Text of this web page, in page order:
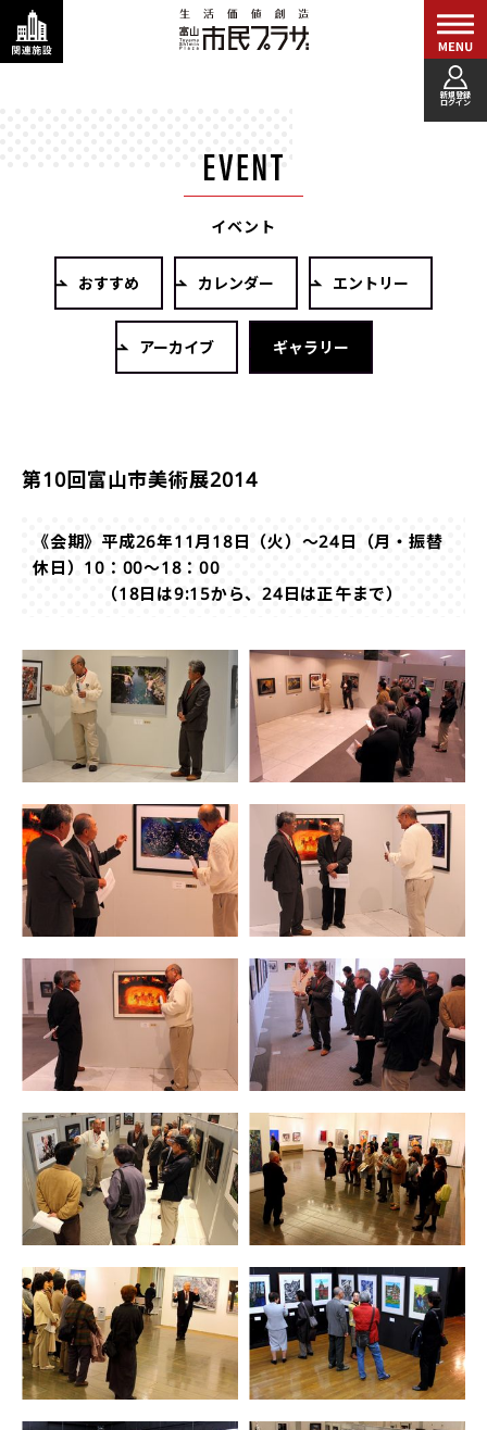
新規登録
ログイン
イベント
おすすめ カレンダー エントリー
アーカイブ ギャラリー
第10回富山市美術展2014
《会期》平成26年11月18日（火）～24日（月・振替
休日）10：00～18：00
（18日は9:15から、24日は正午まで）